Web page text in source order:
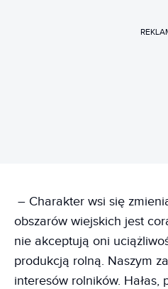
– Charakter wsi się
obszarów wiejskich jest
nie akceptują oni
produkcją rolną. Naszym
interesów rolników. Hałas,